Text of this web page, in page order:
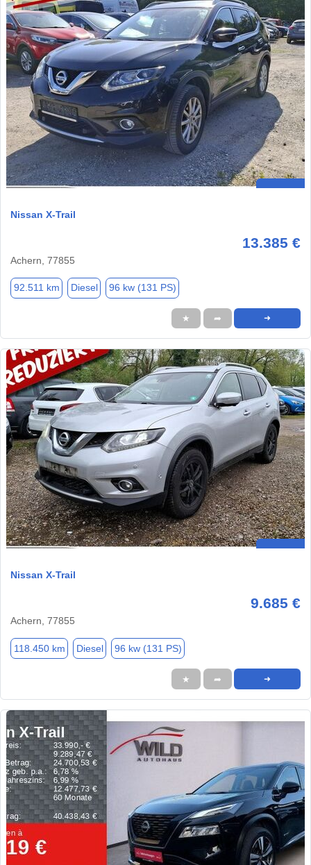
Nissan X-Trail
13.385 €
Achern, 77855
92.511 km Diesel 96 kw (131 PS)
★ ➦ ➜
Nissan X-Trail
9.685 €
Achern, 77855
118.450 km Diesel 96 kw (131 PS)
★ ➦ ➜